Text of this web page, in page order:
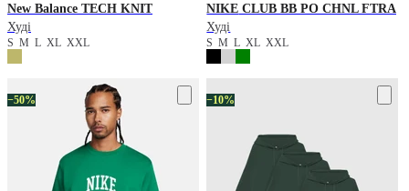
New Balance TECH KNIT
Худі
S M L XL XXL
NIKE CLUB BB PO CHNL FTRA
Худі
SMLXLXXL
−50% −10%